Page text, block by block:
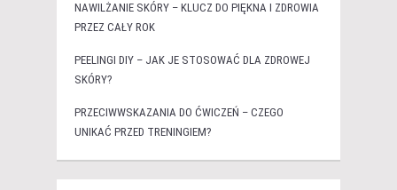
NAWILŻANIE SKÓRY – KLUCZ DO PIĘKNA I ZDROWIA
PRZEZ CAŁY ROK
PEELINGI DIY – JAK JE STOSOWAĆ DLA ZDROWEJ
SKÓRY?
PRZECIWWSKAZANIA DO ĆWICZEŃ – CZEGO
UNIKAĆ PRZED TRENINGIEM?